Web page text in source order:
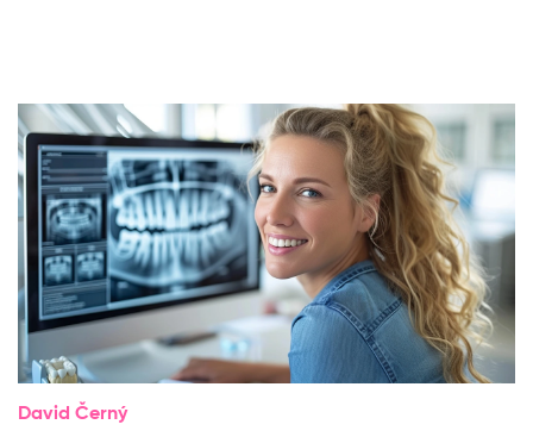
David Černý